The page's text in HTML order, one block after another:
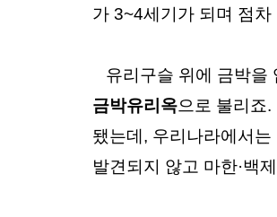
가 3~4세기가 되며 점
금박유리옥으로 불리죠
됐는데, 우리나라에서
발견되지 않고 마한·백